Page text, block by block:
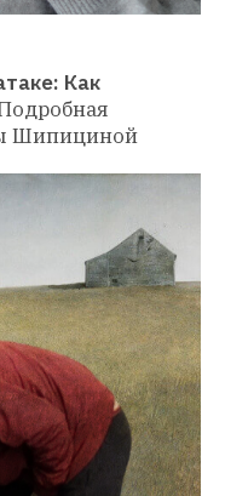
Как
Шипициной